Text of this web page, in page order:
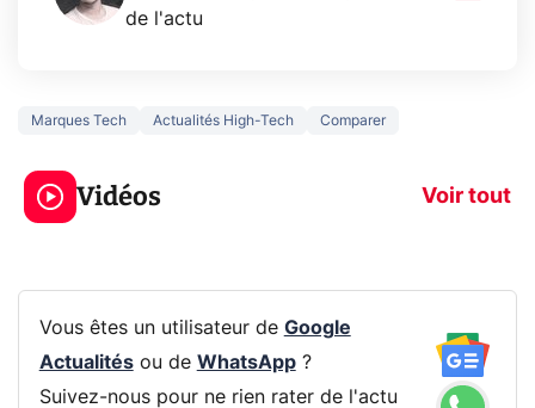
de l'actu
Marques Tech Actualités High-Tech Comparer
Vidéos Voir tout
5 générations de
jeux dans la
prochaine Xbox !
Ce que vous
navigation
Vous êtes un utilisateur de Google
Actualitésou de WhatsApp?
Suivez-nous pour ne rien rater de l'actu